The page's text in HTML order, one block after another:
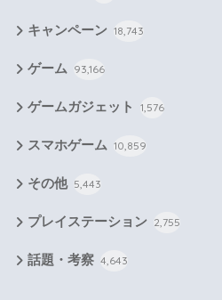
キャンペーン 18,743
ゲーム 93,166
ゲームガジェット 1,576
スマホゲーム 10,859
その他 5,443
プレイステーション 2,755
話題・考察 4,643